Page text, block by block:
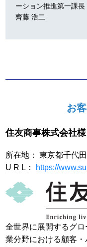
ーション推進第一課長
齊藤 浩二
お
住友商事株式会社様
所在地： 東京都千代
U R L：
https://
全世界に展開するグ
業分野における顧客